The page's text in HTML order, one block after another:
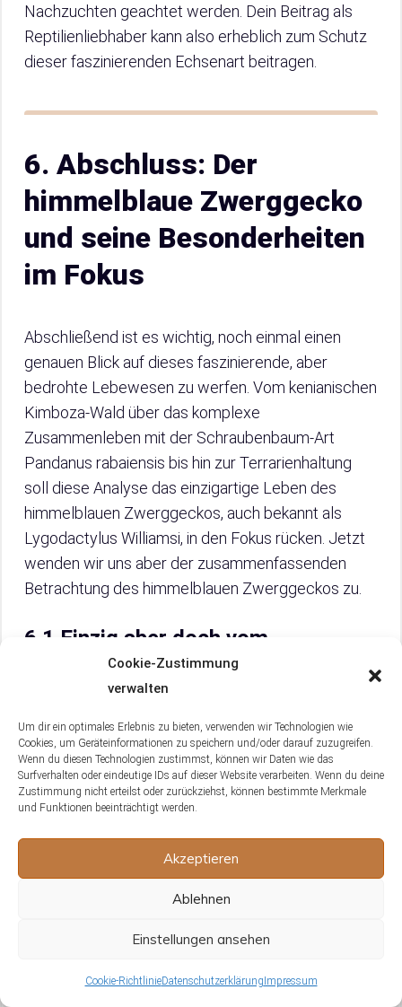
Cookie-Zustimmung
verwalten
Um dir ein optimales Erlebnis zu bieten, verwenden wir Technologien wie
Cookies, um Geräteinformationen zu speichern und/oder darauf zuzugreifen.
Wenn du diesen Technologien zustimmst, können wir Daten wie das
Surfverhalten oder eindeutige IDs auf dieser Website verarbeiten. Wenn du deine
Zustimmung nicht erteilst oder zurückziehst, können bestimmte Merkmale
und Funktionen beeinträchtigt werden.
Akzeptieren
Ablehnen
Einstellungen ansehen
Cookie-RichtlinieDatenschutzerklärung Impressum
Nachzuchten geachtet werden. Dein Beitrag als
Reptilienliebhaber kann also erheblich zum Schutz
dieser faszinierenden Echsenart beitragen.
6. Abschluss: Der
himmelblaue Zwerggecko
und seine Besonderheiten
im Fokus
Abschließend ist es wichtig, noch einmal einen
genauen Blick auf dieses faszinierende, aber
bedrohte Lebewesen zu werfen. Vom kenianischen
Kimboza-Wald über das komplexe
Zusammenleben mit der Schraubenbaum-Art
Pandanus rabaiensis bis hin zur Terrarienhaltung
soll diese Analyse das einzigartige Leben des
himmelblauen Zwerggeckos, auch bekannt als
Lygodactylus Williamsi, in den Fokus rücken. Jetzt
wenden wir uns aber der zusammenfassenden
Betrachtung des himmelblauen Zwerggeckos zu.
6.1 Einzig aber doch vom
Aussterben bedroht:
zusammenfassende Betrachtung
Der Himmelblaue Zwerggecko ist zweifellos ein
faszinierendes Wesen – mit seiner kräftigen Farbe,
winziger Statur und einzigartigen Verhaltensweisen.
williamsi bekannt, ist jedoch stark vom Aussterben
bedroht. Seine ausschließliche Abhängigkeit vom
Kimboza-Wald Tansanias und der Schraubenbaum-
Art, Pandanus rabaiensis, für seinen Lebensraum
Überleben dar. Die Zerstörung seiner Heimat und